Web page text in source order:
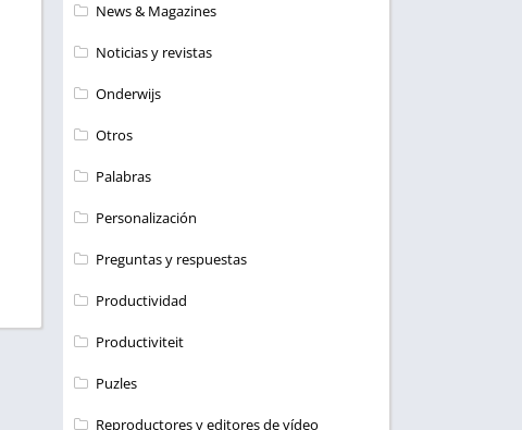
News & Magazines
Noticias y revistas
Onderwijs
Otros
Palabras
Personalización
Preguntas y respuestas
Productividad
Productiviteit
Puzles
Reproductores y editores de vídeo